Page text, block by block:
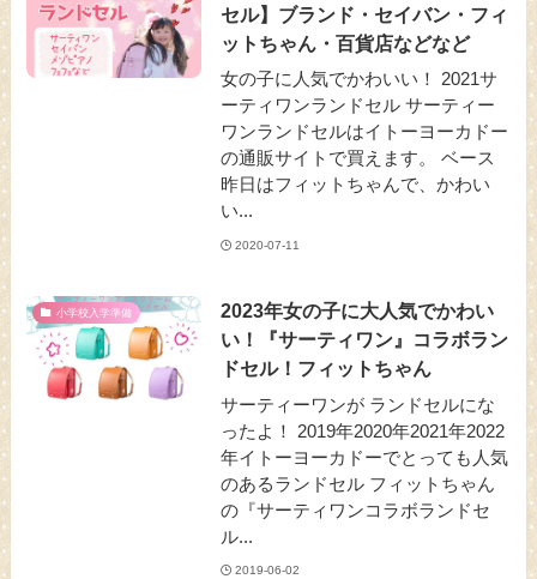
セル】ブランド・セイバン・フィ
ットちゃん・百貨店などなど
女の子に人気でかわいい！ 2021サ
ーティワンランドセル サーティー
ワンランドセルはイトーヨーカドー
の通販サイトで買えます。 ベース
昨日はフィットちゃんで、かわい
い...
2020-07-11
小学校入学準備
2023年女の子に大人気でかわい
い！『サーティワン』コラボラン
ドセル！フィットちゃん
サーティーワンが ランドセルにな
ったよ！ 2019年2020年2021年2022
年イトーヨーカドーでとっても人気
のあるランドセル フィットちゃん
の『サーティワンコラボランドセ
ル...
2019-06-02